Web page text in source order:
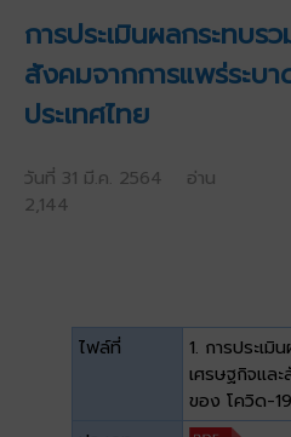
การประเมินผลกระทบร
สังคมจากการแพร่ระบ
ประเทศไทย
วันที่ 31 มี.ค. 2564 อ่าน
2,144
ไฟล์ที่
1. การประเมิ
เศรษฐกิจแล
ของ โควิด-